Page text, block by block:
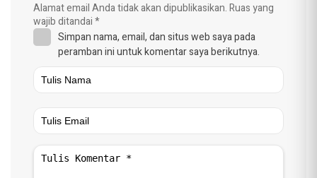
Alamat email Anda tidak akan dipublikasikan.Ruas yang
wajib ditandai*
Simpan nama, email, dan situs web saya pada
peramban ini untuk komentar saya berikutnya.